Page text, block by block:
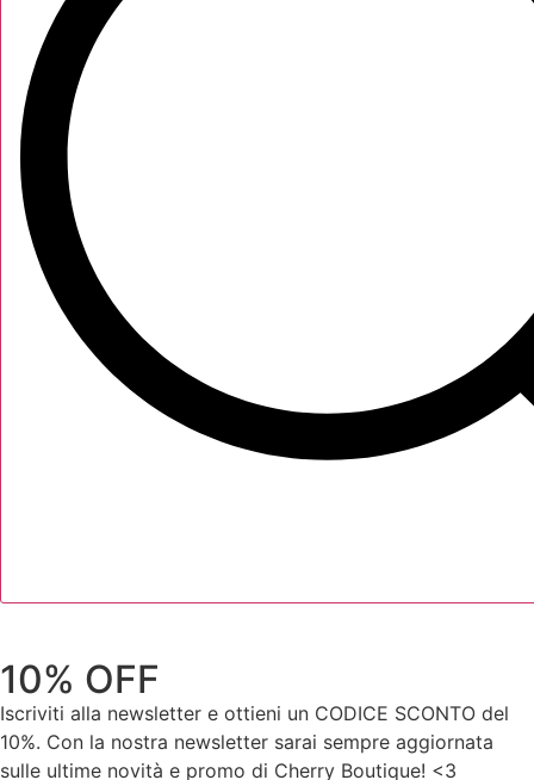
10% OFF
Iscriviti alla newsletter e ottieni un CODICE SCONTO del
10%. Con la nostra newsletter sarai sempre aggiornata
sulle ultime novità e promo di Cherry Boutique! <3